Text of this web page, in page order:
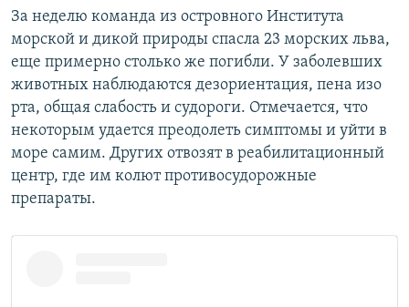
За неделю команда из островного Института
морской и дикой природы спасла 23 морских льва,
еще примерно столько же погибли. У заболевших
животных наблюдаются дезориентация, пена изо
рта, общая слабость и судороги. Отмечается, что
некоторым удается преодолеть симптомы и уйти в
море самим. Других отвозят в реабилитационный
центр, где им колют противосудорожные
препараты.